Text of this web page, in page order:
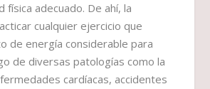
física adecuado. De ahí, la
cualquier ejercicio que
de energía considerable para
de diversas patologías como la
cardíacas, accidentes